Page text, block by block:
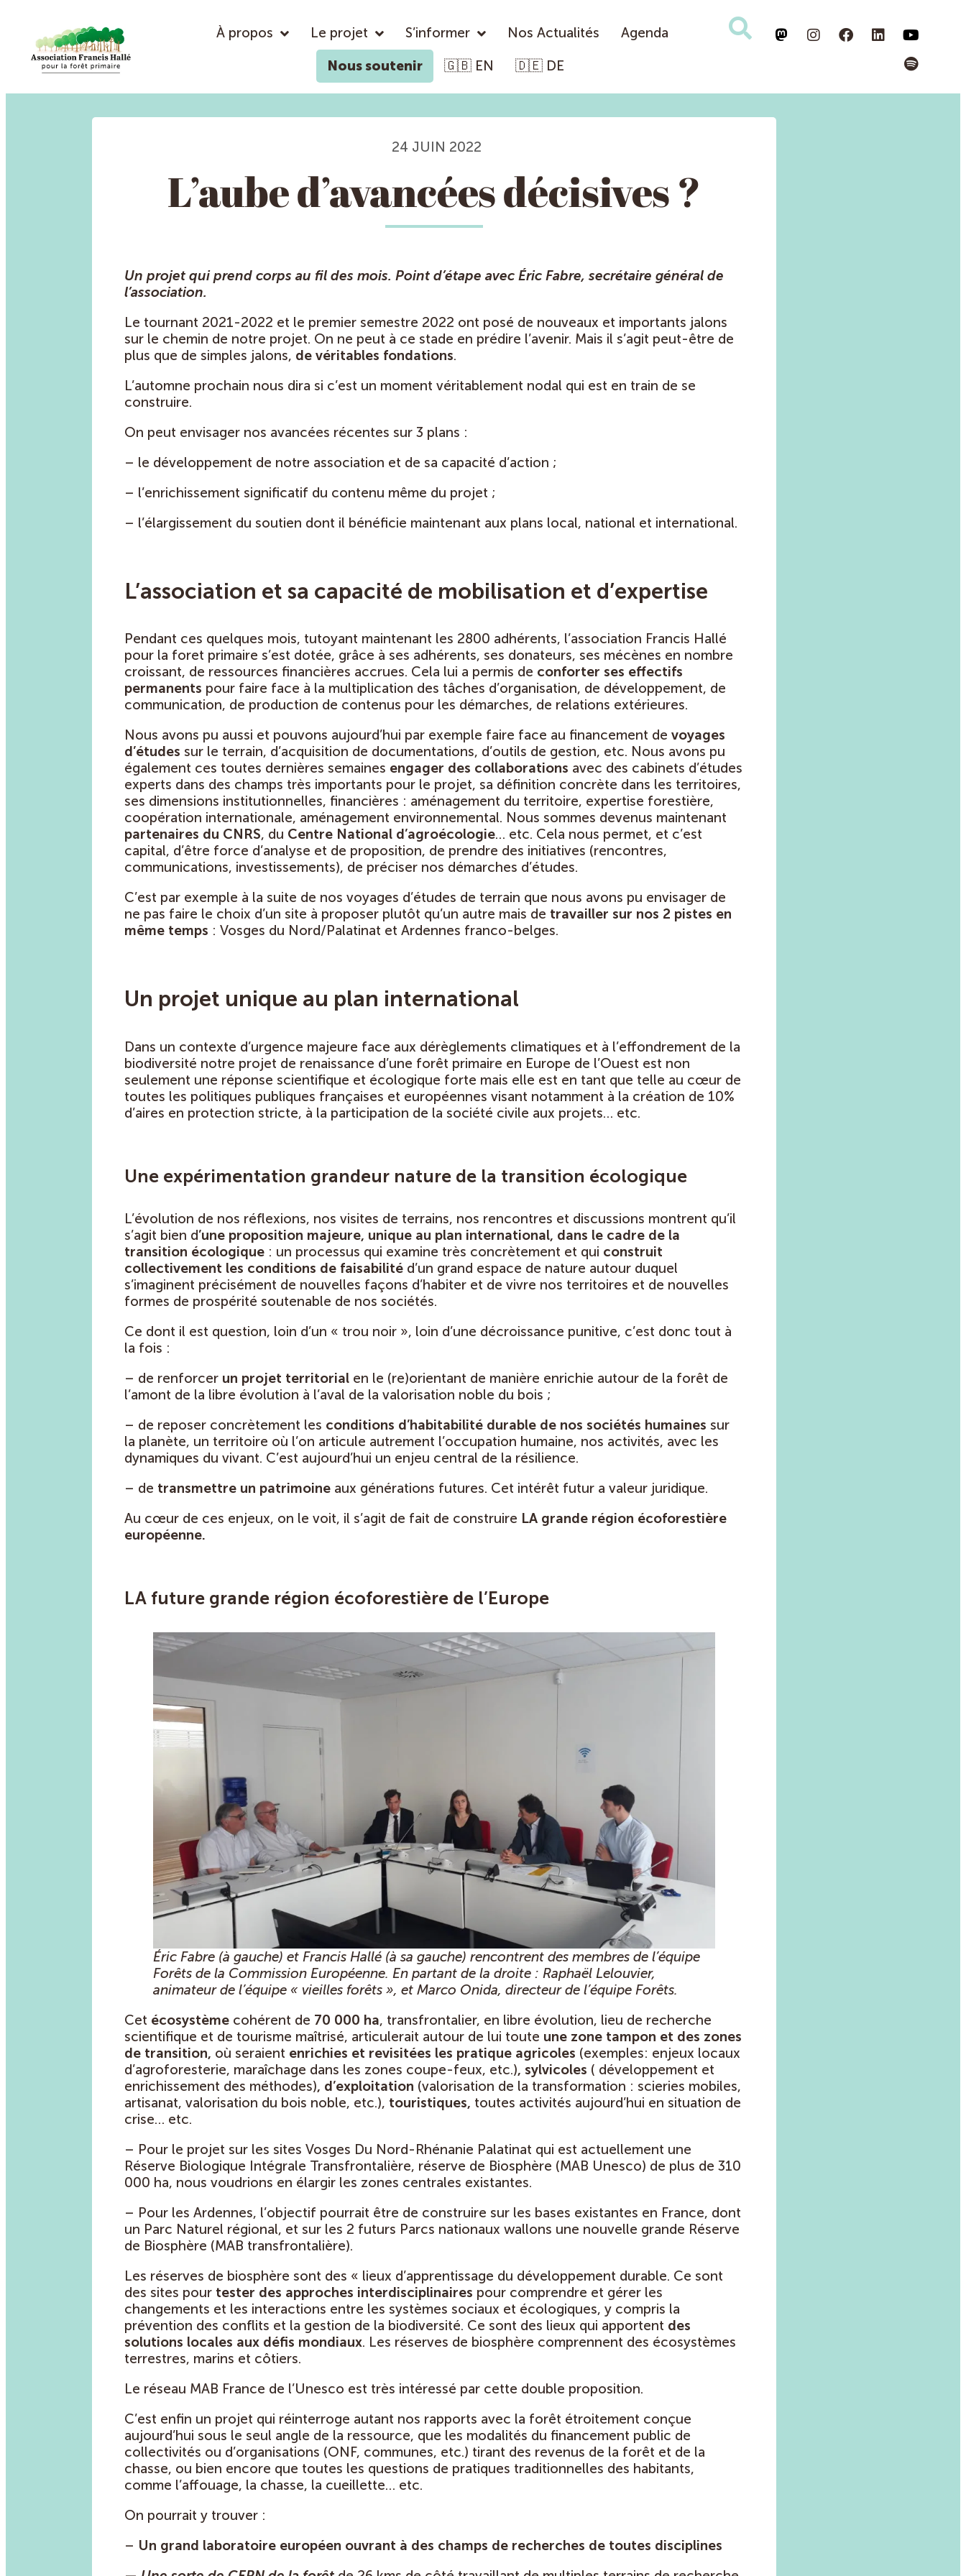
À propos Le projet S’informer Nos Actualités
Agenda
Nous soutenir
🇬🇧 EN 🇩🇪 DE
24 JUIN 2022
L’aube d’avancées décisives ?
Un projet qui prend corps au fil des mois. Point d’étape avec Éric Fabre, secrétaire général de
l’association.
Le tournant 2021-2022 et le premier semestre 2022 ont posé de nouveaux et importants jalons
sur le chemin de notre projet. On ne peut à ce stade en prédire l’avenir. Mais il s’agit peut-être de
plus que de simples jalons, de véritables fondations.
L’automne prochain nous dira si c’est un moment véritablement nodal qui est en train de se
construire.
On peut envisager nos avancées récentes sur 3 plans :
– le développement de notre association et de sa capacité d’action ;
– l’enrichissement significatif du contenu même du projet ;
– l’élargissement du soutien dont il bénéficie maintenant aux plans local, national et international.
L’association et sa capacité de mobilisation et d’expertise
Pendant ces quelques mois, tutoyant maintenant les 2800 adhérents, l’association Francis Hallé
pour la foret primaire s’est dotée, grâce à ses adhérents, ses donateurs, ses mécènes en nombre
croissant, de ressources financières accrues. Cela lui a permis de conforter ses effectifs
permanents pour faire face à la multiplication des tâches d’organisation, de développement, de
communication, de production de contenus pour les démarches, de relations extérieures.
Nous avons pu aussi et pouvons aujourd’hui par exemple faire face au financement de voyages
d’études sur le terrain, d’acquisition de documentations, d’outils de gestion, etc. Nous avons pu
également ces toutes dernières semaines engager des collaborations avec des cabinets d’études
experts dans des champs très importants pour le projet, sa définition concrète dans les territoires,
ses dimensions institutionnelles, financières : aménagement du territoire, expertise forestière,
coopération internationale, aménagement environnemental. Nous sommes devenus maintenant
partenaires du CNRS, du Centre National d’agroécologie… etc. Cela nous permet, et c’est
capital, d’être force d’analyse et de proposition, de prendre des initiatives (rencontres,
communications, investissements), de préciser nos démarches d’études.
C’est par exemple à la suite de nos voyages d’études de terrain que nous avons pu envisager de
ne pas faire le choix d’un site à proposer plutôt qu’un autre mais de travailler sur nos 2 pistes en
même temps : Vosges du Nord/Palatinat et Ardennes franco-belges.
Un projet unique au plan international
Dans un contexte d’urgence majeure face aux dérèglements climatiques et à l’effondrement de la
biodiversité notre projet de renaissance d’une forêt primaire en Europe de l’Ouest est non
seulement une réponse scientifique et écologique forte mais elle est en tant que telle au cœur de
toutes les politiques publiques françaises et européennes visant notamment à la création de 10%
d’aires en protection stricte, à la participation de la société civile aux projets… etc.
Une expérimentation grandeur nature de la transition écologique
L’évolution de nos réflexions, nos visites de terrains, nos rencontres et discussions montrent qu’il
s’agit bien d’une proposition majeure, unique au plan international, dans le cadre de la
transition écologique : un processus qui examine très concrètement et qui construit
collectivement les conditions de faisabilité d’un grand espace de nature autour duquel
s’imaginent précisément de nouvelles façons d’habiter et de vivre nos territoires et de nouvelles
formes de prospérité soutenable de nos sociétés.
Ce dont il est question, loin d’un « trou noir », loin d’une décroissance punitive, c’est donc tout à
la fois :
– de renforcer un projet territorial en le (re)orientant de manière enrichie autour de la forêt de
l’amont de la libre évolution à l’aval de la valorisation noble du bois ;
– de reposer concrètement les conditions d’habitabilité durable de nos sociétés humaines sur
la planète, un territoire où l’on articule autrement l’occupation humaine, nos activités, avec les
dynamiques du vivant. C’est aujourd’hui un enjeu central de la résilience.
– de transmettre un patrimoine aux générations futures. Cet intérêt futur a valeur juridique.
Au cœur de ces enjeux, on le voit, il s’agit de fait de construire LA grande région écoforestière
européenne.
LA future grande région écoforestière de l’Europe
Éric Fabre (à gauche) et Francis Hallé (à sa gauche) rencontrent des membres de l’équipe
Forêts de la Commission Européenne. En partant de la droite : Raphaël Lelouvier,
animateur de l’équipe « vieilles forêts », et Marco Onida, directeur de l’équipe Forêts.
Cet écosystème cohérent de 70 000 ha, transfrontalier, en libre évolution, lieu de recherche
scientifique et de tourisme maîtrisé, articulerait autour de lui toute une zone tampon et des zones
de transition, où seraient enrichies et revisitées les pratique agricoles (exemples: enjeux locaux
d’agroforesterie, maraîchage dans les zones coupe-feux, etc.), sylvicoles ( développement et
enrichissement des méthodes), d’exploitation (valorisation de la transformation : scieries mobiles,
artisanat, valorisation du bois noble, etc.), touristiques, toutes activités aujourd’hui en situation de
crise… etc.
– Pour le projet sur les sites Vosges Du Nord-Rhénanie Palatinat qui est actuellement une
Réserve Biologique Intégrale Transfrontalière, réserve de Biosphère (MAB Unesco) de plus de 310
000 ha, nous voudrions en élargir les zones centrales existantes.
– Pour les Ardennes, l’objectif pourrait être de construire sur les bases existantes en France, dont
un Parc Naturel régional, et sur les 2 futurs Parcs nationaux wallons une nouvelle grande Réserve
de Biosphère (MAB transfrontalière).
Les réserves de biosphère sont des « lieux d’apprentissage du développement durable. Ce sont
des sites pour tester des approches interdisciplinaires pour comprendre et gérer les
changements et les interactions entre les systèmes sociaux et écologiques, y compris la
prévention des conflits et la gestion de la biodiversité. Ce sont des lieux qui apportent des
solutions locales aux défis mondiaux. Les réserves de biosphère comprennent des écosystèmes
terrestres, marins et côtiers.
Le réseau MAB France de l’Unesco est très intéressé par cette double proposition.
C’est enfin un projet qui réinterroge autant nos rapports avec la forêt étroitement conçue
aujourd’hui sous le seul angle de la ressource, que les modalités du financement public de
collectivités ou d’organisations (ONF, communes, etc.) tirant des revenus de la forêt et de la
chasse, ou bien encore que toutes les questions de pratiques traditionnelles des habitants,
comme l’affouage, la chasse, la cueillette… etc.
On pourrait y trouver :
– Un grand laboratoire européen ouvrant à des champs de recherches de toutes disciplines